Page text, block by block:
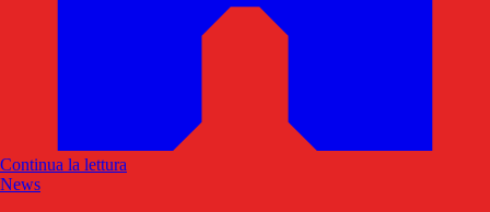
Continua la lettura
News